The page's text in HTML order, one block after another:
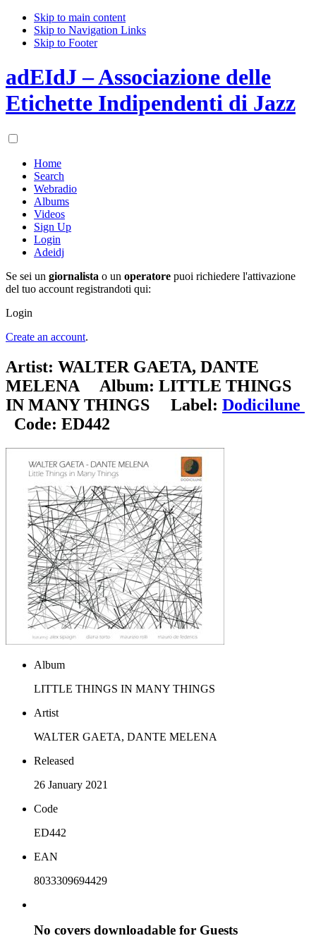
Skip to main content
Skip to Navigation Links
Skip to Footer
adEIdJ – Associazione delle
Etichette Indipendenti di Jazz
Home
Search
Webradio
Albums
Videos
Sign Up
Login
Adeidj
Se sei un giornalista o un operatore puoi richiedere l'attivazione
del tuo account registrandoti qui:
Login
Create an account.
Artist: WALTER GAETA, DANTE
MELENA Album: LITTLE THINGS
IN MANY THINGS Label: Dodicilune
Code: ED442
Album
LITTLE THINGS IN MANY THINGS
Artist
WALTER GAETA, DANTE MELENA
Released
26 January 2021
Code
ED442
EAN
8033309694429
No covers downloadable for Guests